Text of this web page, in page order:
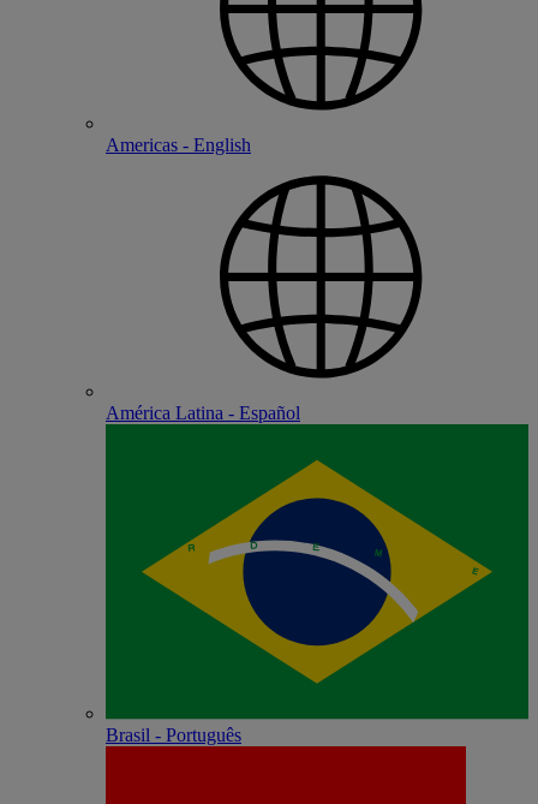
Americas - English
América Latina - Español
Brasil - Português